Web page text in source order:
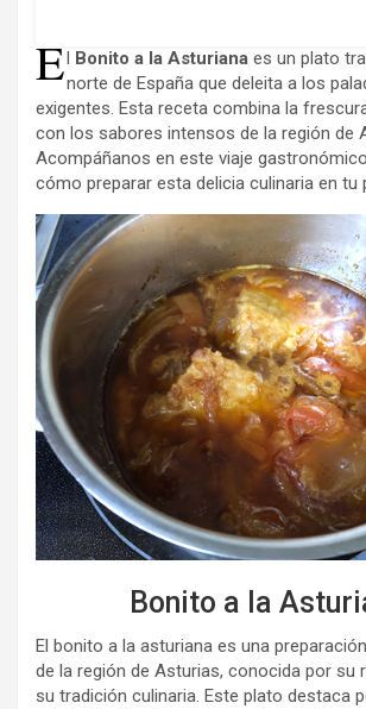
El Bonito a la Asturiana es un plato
norte de España que deleita a los
exigentes. Esta receta combina la
con los sabores intensos de la región de
Acompáñanos en este viaje
cómo preparar esta delicia culinaria en tu
Bonito a la
El bonito a la asturiana es una
de la región de Asturias, conocida por su
su tradición culinaria. Este plato destaca